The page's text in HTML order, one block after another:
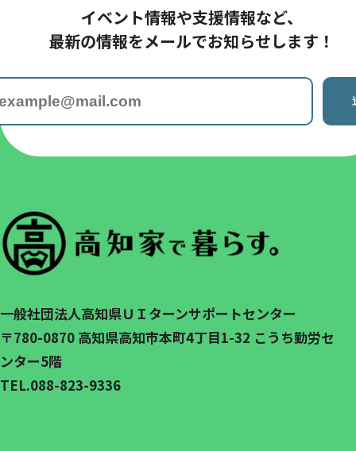
イベント情報や支援情報など、
最新の情報をメールでお知らせします！
一般社団法人高知県ＵＩターンサポートセンター
〒780-0870 高知県高知市本町4丁目1-32 こうち勤労セ
ンター5階
TEL.088-823-9336